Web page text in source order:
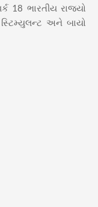
18 ભારતીય રાજ્યો
અને બાયો